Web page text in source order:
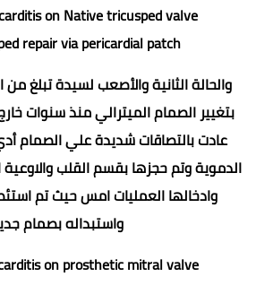
on Native tricusped valve
repair via pericardial patch
بتغيير الصمام الميترالي منذ سنوات
عادت بالتصاقات شديدة علي الصمام
الدموية وتم حجزها بقسم القلب
وادخالها العمليات امس حيث تم
واستبداله بصمام
on prosthetic mitral valve